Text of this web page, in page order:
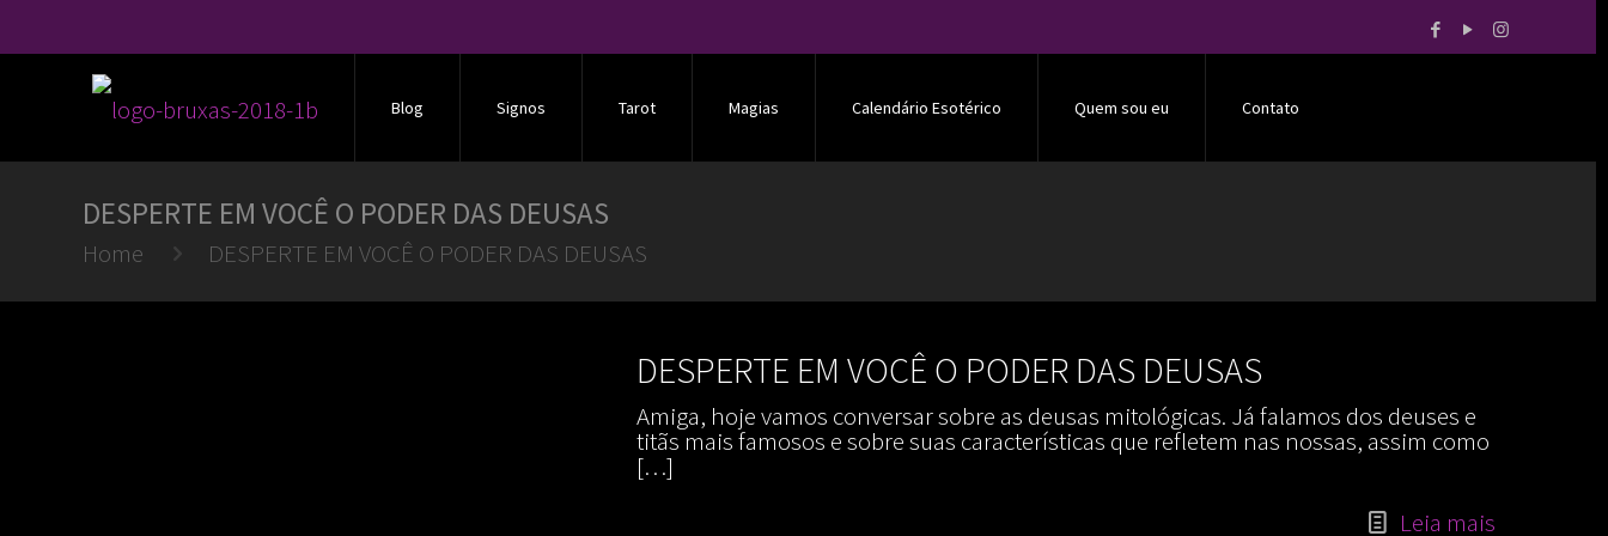
Blog Signos Tarot Magias Calendário Esotérico Quem sou eu Contato
DESPERTE EM VOCÊ O PODER DAS DEUSAS
Home DESPERTE EM VOCÊ O PODER DAS DEUSAS
DESPERTE EM VOCÊ O PODER DAS DEUSAS
Amiga, hoje vamos conversar sobre as deusas mitológicas. Já falamos dos deuses e
titãs mais famosos e sobre suas características que refletem nas nossas, assim como
[…]
Leia mais